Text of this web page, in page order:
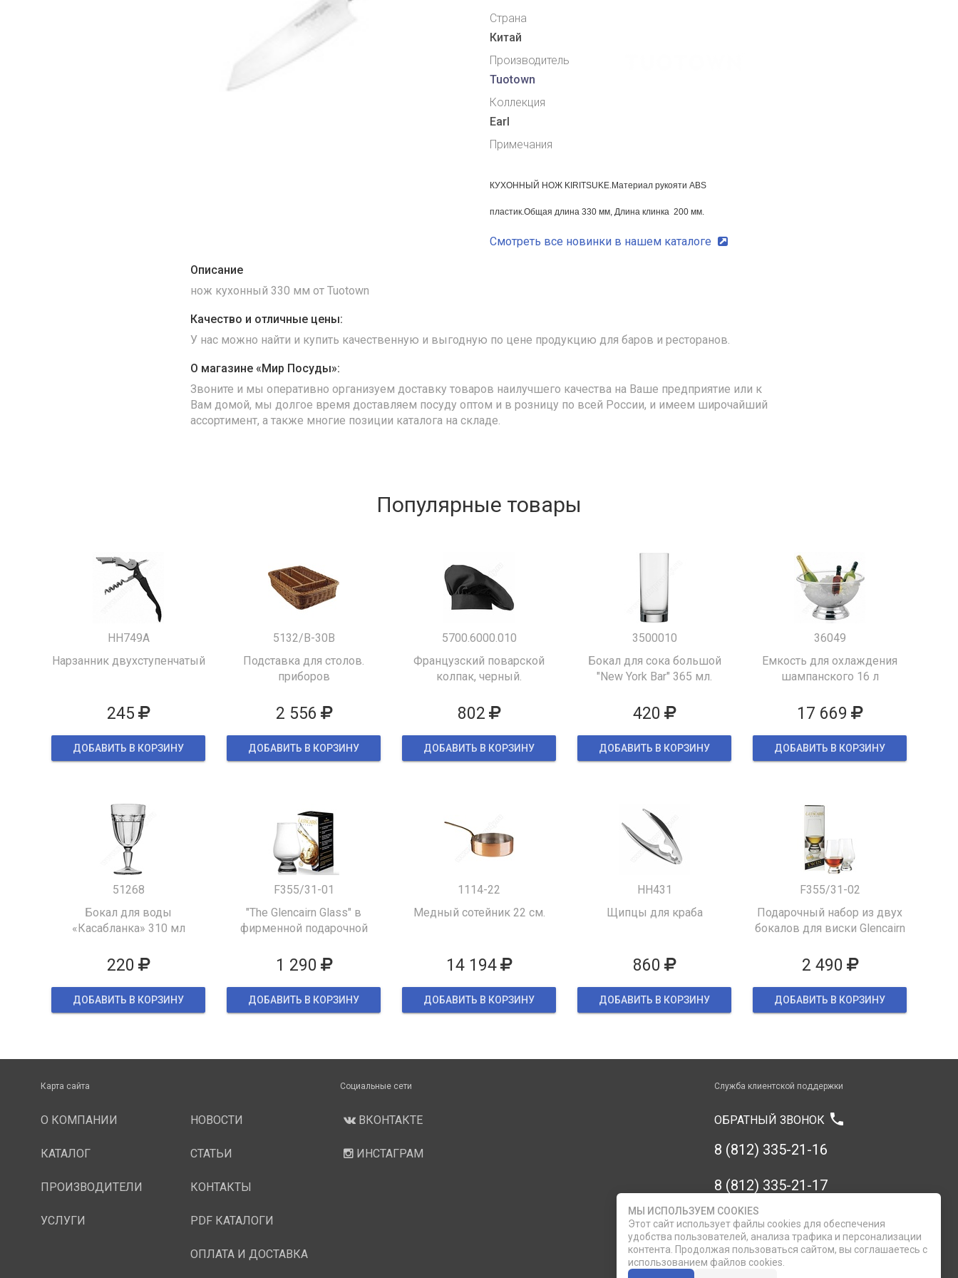
Страна
Китай
Производитель
Tuotown
Коллекция
Earl
Примечания
КУХОННЫЙ НОЖ KIRITSUKE.Материал рукояти ABS
пластик.Общая длина 330 мм, Длина клинка 200 мм.
Смотреть все новинки в нашем каталоге
Описание
нож кухонный 330 мм от Tuotown
Качество и отличные цены:
У нас можно найти и купить качественную и выгодную по цене продукцию для баров и ресторанов.
О магазине «Мир Посуды»:
Звоните и мы оперативно организуем доставку товаров наилучшего качества на Ваше предприятие или к
Вам домой, мы долгое время доставляем посуду оптом и в розницу по всей России, и имеем широчайший
ассортимент, а также многие позиции каталога на складе.
Популярные товары
HH749A
Нарзанник двухступенчатый
245
ДОБАВИТЬ В КОРЗИНУ
5132/B-30B
Подставка для столов.
приборов
2 556
ДОБАВИТЬ В КОРЗИНУ
5700.6000.010
Французский поварской
колпак, черный.
802
ДОБАВИТЬ В КОРЗИНУ
3500010
Бокал для сока большой
"New York Bar" 365 мл.
420
ДОБАВИТЬ В КОРЗИНУ
36049
Емкость для охлаждения
шампанского 16 л
17 669
ДОБАВИТЬ В КОРЗИНУ
51268
Бокал для воды
«Касабланка» 310 мл
220
ДОБАВИТЬ В КОРЗИНУ
F355/31-01
"The Glencairn Glass" в
фирменной подарочной
1 290
ДОБАВИТЬ В КОРЗИНУ
1114-22
Медный сотейник 22 см.
14 194
ДОБАВИТЬ В КОРЗИНУ
HH431
Щипцы для краба
860
ДОБАВИТЬ В КОРЗИНУ
F355/31-02
Подарочный набор из двух
бокалов для виски Glencairn
2 490
ДОБАВИТЬ В КОРЗИНУ
Карта сайта
О КОМПАНИИ
КАТАЛОГ
ПРОИЗВОДИТЕЛИ
УСЛУГИ
НОВОСТИ
СТАТЬИ
КОНТАКТЫ
PDF КАТАЛОГИ
ОПЛАТА И ДОСТАВКА
Социальные сети
ВКОНТАКТЕ
ИНСТАГРАМ
Служба клиентской поддержки
ОБРАТНЫЙ ЗВОНОК phone
8 (812) 335-21-16
8 (812) 335-21-17
7 (911) 947-43-48
МЫ ИСПОЛЬЗУЕМ COOKIES
Этот сайт использует файлы cookies для обеспечения
удобства пользователей, анализа трафика и персонализации
контента. Продолжая пользоваться сайтом, вы соглашаетесь с
использованием файлов cookies.